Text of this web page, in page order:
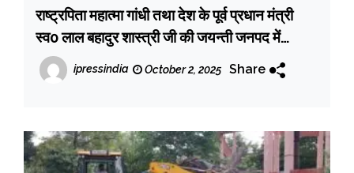
राष्ट्रपिता महात्मा गांधी तथा देश के पूर्व प्रधान मंत्री
स्व0 लाल बहादुर शास्त्री जी की जयन्ती जनपद में
श्रद्धापूर्वक मनाई गई
ipressindia October 2, 2025 Share